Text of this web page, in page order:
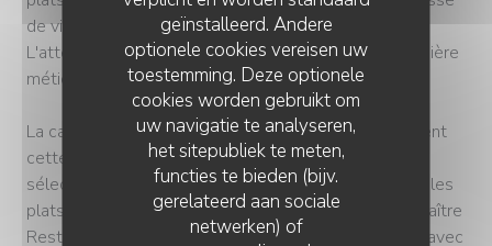
geïnstalleerd. Andere
optionele cookies vereisen uw
toestemming. Deze optionele
cookies worden gebruikt om
uw navigatie te analyseren,
het sitepubliek te meten,
functies te bieden (bijv.
gerelateerd aan sociale
netwerken) of
de viandes, de poissons ou d'options végétariennes.
L'attention portée aux détails transparaît dans la manière
méticuleuse dont chaque plat est dressé.
La cave à vin du restaurant complète harmonieusement
cette expérience bistronomique en proposant une
sélection minutieusement choisie pour accompagner les
plats de manière adéquate. Les prestigieux Labels Maître
Restaurateur et Collège Culinaire de France, visibles avec